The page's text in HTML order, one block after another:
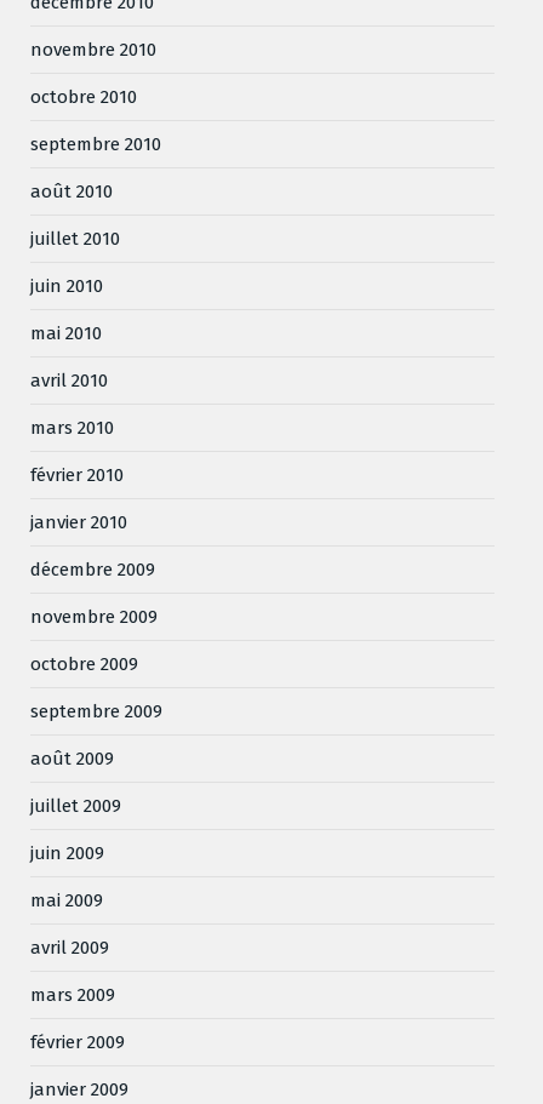
novembre 2010
octobre 2010
septembre 2010
août 2010
juillet 2010
juin 2010
mai 2010
avril 2010
mars 2010
février 2010
janvier 2010
décembre 2009
novembre 2009
octobre 2009
septembre 2009
août 2009
juillet 2009
juin 2009
mai 2009
avril 2009
mars 2009
février 2009
janvier 2009